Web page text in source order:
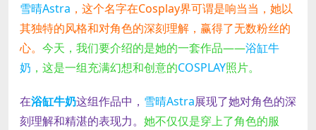
雪晴Astra ，这个名字在Cosplay界可谓是响当当，她以
其独特的风格和对角色的深刻理解，赢得了无数粉丝的
心。 今天，我们要介绍的是她的一套作品——浴缸牛
奶 ，这是一组充满幻想和创意的COSPLAY照片。
在浴缸牛奶这组作品中， 雪晴Astra展现了她对角色的深
刻理解和精湛的表现力。 她不仅仅是穿上了角色的服